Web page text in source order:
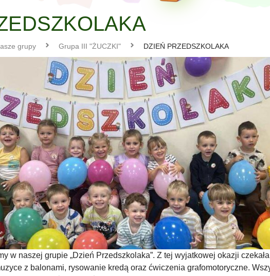
grupy Grupa III "ŻUCZKI" DZIEŃ PRZEDSZKOLAKA
w naszej grupie „Dzień Przedszkolaka”. Z tej wyjatkowej okazji
z balonami, rysowanie kredą oraz ćwiczenia grafomotoryczne.